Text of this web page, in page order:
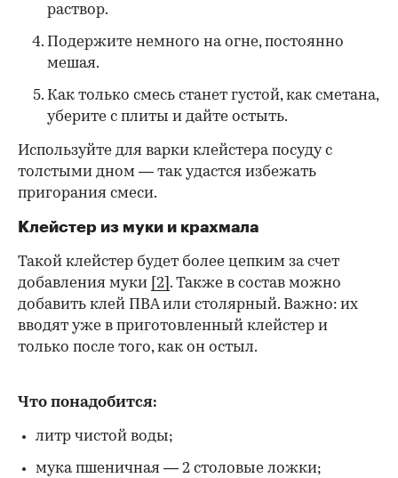
раствор.
Подержите немного на огне, постоянно
мешая.
Как только смесь станет густой, как сметана,
уберите с плиты и дайте остыть.
Используйте для варки клейстера посуду с
толстыми дном — так удастся избежать
пригорания смеси.
Клейстер из муки и крахмала
Такой клейстер будет более цепким за счет
добавления муки [2] . Также в состав можно
добавить клей ПВА или столярный. Важно: их
вводят уже в приготовленный клейстер и
только после того, как он остыл.
Что понадобится:
литр чистой воды;
мука пшеничная — 2 столовые ложки;